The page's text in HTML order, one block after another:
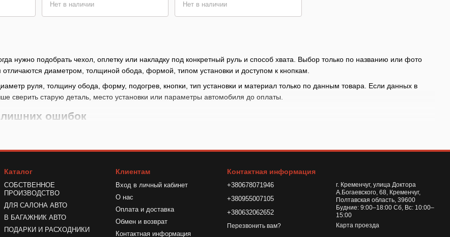
нужно подобрать чехол, оплетку или накладку под конкретный руль и способ хвата. Выбор только по названию или фото
отличаются диаметром, толщиной обода, формой, типом установки и доступом к кнопкам.
руля, толщину обода, форму, подогрев, кнопки, тип установки и материал только по данным товара. Если данных в
сверить старую деталь, место установки или параметры автомобиля до оплаты.
лишних ошибок
или установить?
аксессуар без окончательной фиксации. Если товар подключается к питанию, сверяйте параметры с карточкой и не
без присмотра.
Нет в наличии Нет в наличии
Каталог
СОБСТВЕННОЕ
ПРОИЗВОДСТВО
ДЛЯ САЛОНА АВТО
В БАГАЖНИК АВТО
ПОДАРКИ И РАСХОДНИКИ
Клиентам
Вход в личный кабинет
О нас
Оплата и доставка
Обмен и возврат
Контактная информация
Контактная информация
+380678071946
+380955007105
+380632062652
Перезвонить вам?
г. Кременчуг, улица Доктора
А.Богаевского, 68, Кременчуг,
Полтавская область, 39600
Будние: 9:00–18:00 Сб, Вс: 10:00–
15:00
Карта проезда